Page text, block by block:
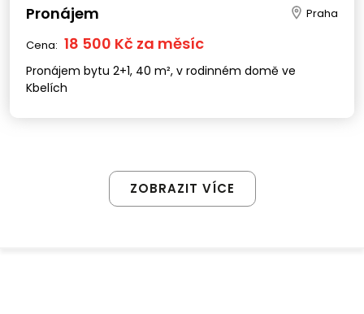
Pronájem Praha
Cena: 18 500 Kč za měsíc
Pronájem bytu 2+1, 40 m², v rodinném domě ve
Kbelích
ZOBRAZIT VÍCE